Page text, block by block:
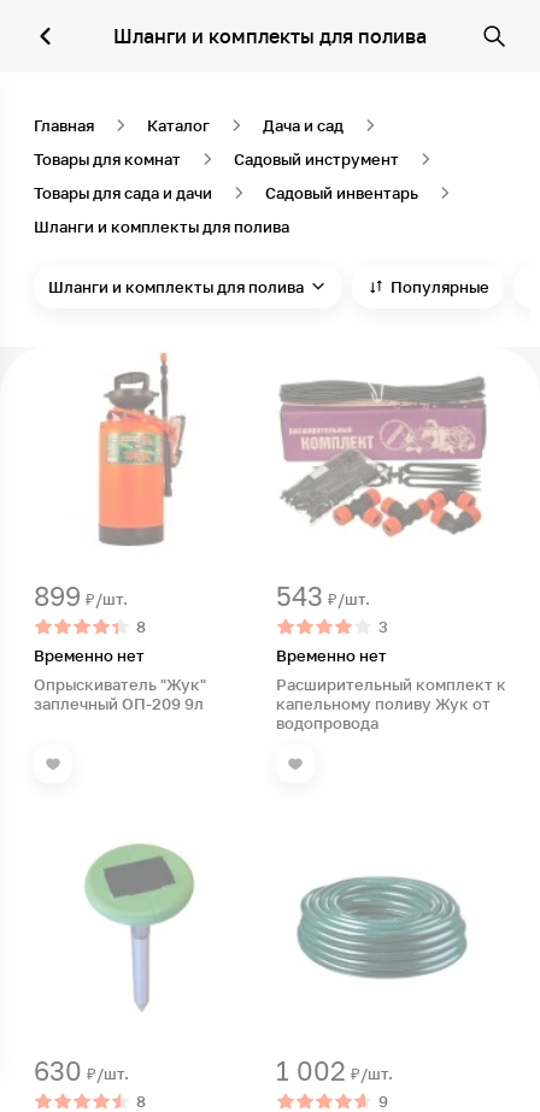
Шланги и комплекты для полива
Главная Каталог
Дача и сад
Товары для комнат
Садовый инструмент
Товары для сада и дачи
Садовый инвентарь
Шланги и комплекты для полива
Шланги и комплекты для полива Популярные
899 ₽/шт.
8
Временно нет
Опрыскиватель "Жук"
заплечный ОП-209 9л
543 ₽/шт.
3
Временно нет
Расширительный комплект к
капельному поливу Жук от
водопровода
630 ₽/шт.
8
1 002 ₽/шт.
9